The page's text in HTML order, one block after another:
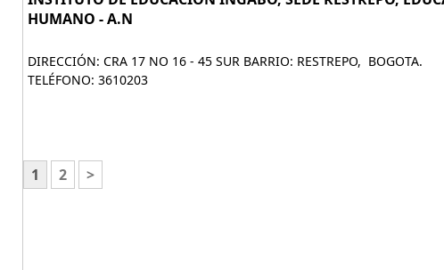
HUMANO - A.N
DIRECCIÓN: CRA 17 NO 16 - 45 SUR BARRIO: RESTREPO, BOGOTA.
TELÉFONO: 3610203
1 2 >